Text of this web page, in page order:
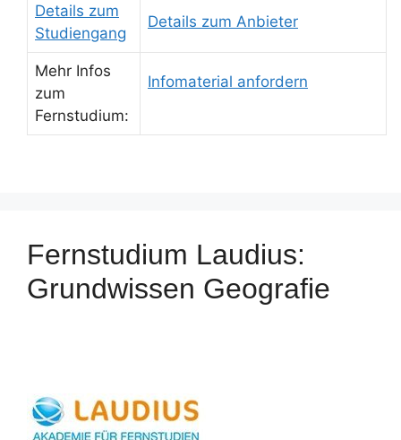
Details zum
Studiengang
Details zum Anbieter
Mehr Infos
zum
Fernstudium:
Infomaterial anfordern
Fernstudium Laudius:
Grundwissen Geografie